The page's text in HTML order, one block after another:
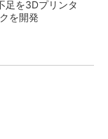
足を3Dプリンタ
を開発